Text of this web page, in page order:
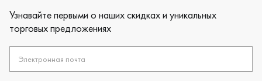
Узнавайте первыми о наших скидках и уникальных
торговых предложениях
Электронная почта